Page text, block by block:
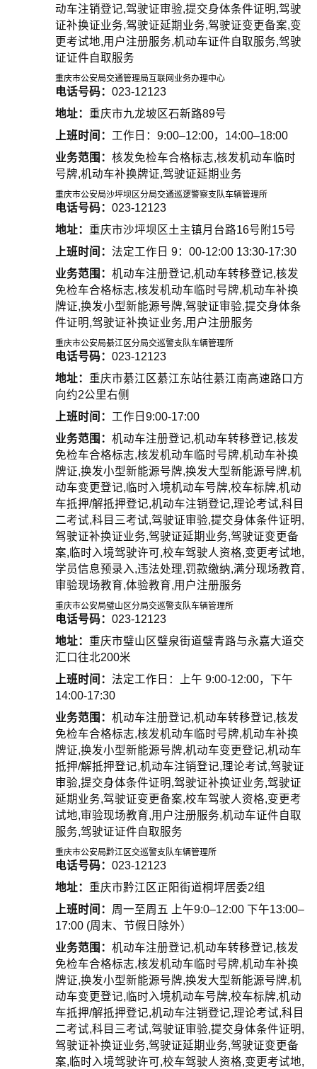
动车注销登记,驾驶证审验,提交身体条件证明,驾驶
证补换证业务,驾驶证延期业务,驾驶证变更备案,变
更考试地,用户注册服务,机动车证件自取服务,驾驶
证证件自取服务
重庆市公安局交通管理局互联网业务办理中心
电话号码： 023-12123
地址： 重庆市九龙坡区石新路89号
上班时间： 工作日：9:00–12:00，14:00–18:00
业务范围： 核发免检车合格标志,核发机动车临时
号牌,机动车补换牌证,驾驶证延期业务
重庆市公安局沙坪坝区分局交通巡逻警察支队车辆管理所
电话号码： 023-12123
地址： 重庆市沙坪坝区土主镇月台路16号附15号
上班时间： 法定工作日 9：00-12:00 13:30-17:30
业务范围： 机动车注册登记,机动车转移登记,核发
免检车合格标志,核发机动车临时号牌,机动车补换
牌证,换发小型新能源号牌,驾驶证审验,提交身体条
件证明,驾驶证补换证业务,用户注册服务
重庆市公安局綦江区分局交巡警支队车辆管理所
电话号码： 023-12123
地址： 重庆市綦江区綦江东站往綦江南高速路口方
向约2公里右侧
上班时间： 工作日9:00-17:00
业务范围： 机动车注册登记,机动车转移登记,核发
免检车合格标志,核发机动车临时号牌,机动车补换
牌证,换发小型新能源号牌,换发大型新能源号牌,机
动车变更登记,临时入境机动车号牌,校车标牌,机动
车抵押/解抵押登记,机动车注销登记,理论考试,科目
二考试,科目三考试,驾驶证审验,提交身体条件证明,
驾驶证补换证业务,驾驶证延期业务,驾驶证变更备
案,临时入境驾驶许可,校车驾驶人资格,变更考试地,
学员信息预录入,违法处理,罚款缴纳,满分现场教育,
审验现场教育,体验教育,用户注册服务
重庆市公安局璧山区分局交巡警支队车辆管理所
电话号码： 023-12123
地址： 重庆市璧山区璧泉街道璧青路与永嘉大道交
汇口往北200米
上班时间： 法定工作日：上午 9:00-12:00，下午
14:00-17:30
业务范围： 机动车注册登记,机动车转移登记,核发
免检车合格标志,核发机动车临时号牌,机动车补换
牌证,换发小型新能源号牌,机动车变更登记,机动车
抵押/解抵押登记,机动车注销登记,理论考试,驾驶证
审验,提交身体条件证明,驾驶证补换证业务,驾驶证
延期业务,驾驶证变更备案,校车驾驶人资格,变更考
试地,审验现场教育,用户注册服务,机动车证件自取
服务,驾驶证证件自取服务
重庆市公安局黔江区交巡警支队车辆管理所
电话号码： 023-12123
地址： 重庆市黔江区正阳街道桐坪居委2组
上班时间： 周一至周五 上午9:0–12:00 下午13:00–
17:00 (周末、节假日除外）
业务范围： 机动车注册登记,机动车转移登记,核发
免检车合格标志,核发机动车临时号牌,机动车补换
牌证,换发小型新能源号牌,换发大型新能源号牌,机
动车变更登记,临时入境机动车号牌,校车标牌,机动
车抵押/解抵押登记,机动车注销登记,理论考试,科目
二考试,科目三考试,驾驶证审验,提交身体条件证明,
驾驶证补换证业务,驾驶证延期业务,驾驶证变更备
案,临时入境驾驶许可,校车驾驶人资格,变更考试地,